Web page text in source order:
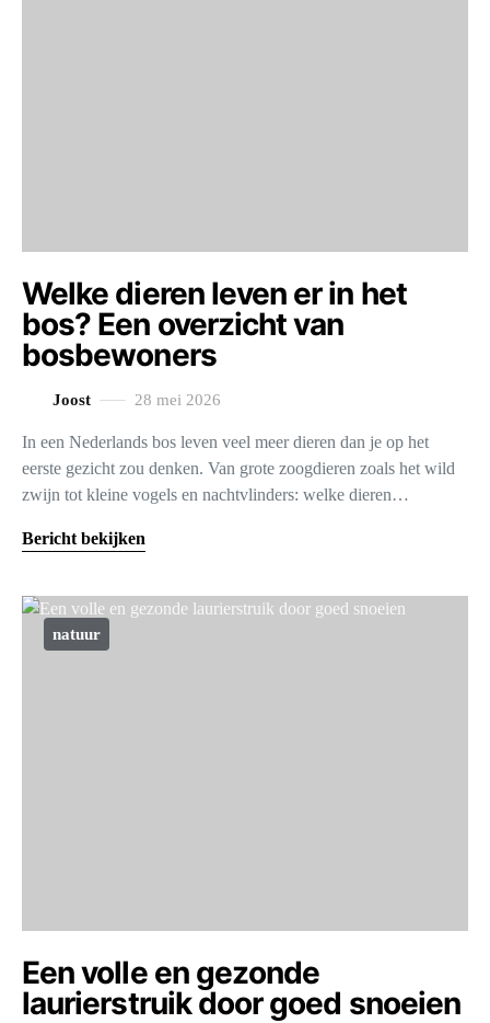
Welke dieren leven er in het
bos? Een overzicht van
bosbewoners
Joost 28 mei 2026
In een Nederlands bos leven veel meer dieren dan je op het
eerste gezicht zou denken. Van grote zoogdieren zoals het wild
zwijn tot kleine vogels en nachtvlinders: welke dieren…
Bericht bekijken
natuur
Een volle en gezonde
laurierstruik door goed snoeien